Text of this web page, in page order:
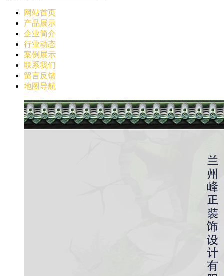
网站首页
产品展示
企业简介
行业动态
案例展示
联系我们
留言反馈
地图导航